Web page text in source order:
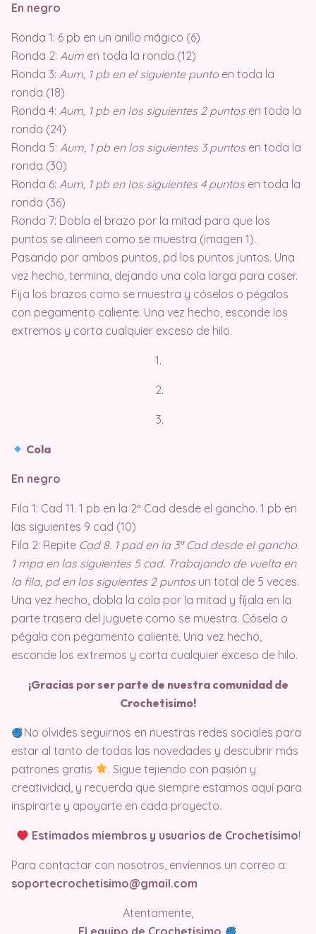
En negro
Ronda 1: 6 pb en un anillo mágico (6)
Ronda 2: Aum en toda la ronda (12)
Ronda 3: Aum, 1 pb en el siguiente punto en toda la
ronda (18)
Ronda 4: Aum, 1 pb en los siguientes 2 puntos en toda la
ronda (24)
Ronda 5: Aum, 1 pb en los siguientes 3 puntos en toda la
ronda (30)
Ronda 6: Aum, 1 pb en los siguientes 4 puntos en toda la
ronda (36)
Ronda 7: Dobla el brazo por la mitad para que los
puntos se alineen como se muestra (imagen 1).
Pasando por ambos puntos, pd los puntos juntos. Una
vez hecho, termina, dejando una cola larga para coser.
Fija los brazos como se muestra y cóselos o pégalos
con pegamento caliente. Una vez hecho, esconde los
extremos y corta cualquier exceso de hilo.
1.
2.
3.
Cola
En negro
Fila 1: Cad 11. 1 pb en la 2ª Cad desde el gancho. 1 pb en
las siguientes 9 cad (10)
Fila 2: Repite Cad 8. 1 pad en la 3ª Cad desde el gancho.
1 mpa en las siguientes 5 cad. Trabajando de vuelta en
la fila, pd en los siguientes 2 puntos un total de 5 veces.
Una vez hecho, dobla la cola por la mitad y fíjala en la
parte trasera del juguete como se muestra. Cósela o
pégala con pegamento caliente. Una vez hecho,
esconde los extremos y corta cualquier exceso de hilo.
¡Gracias por ser parte de nuestra comunidad de
Crochetisimo!
No olvides seguirnos en nuestras redes sociales para
estar al tanto de todas las novedades y descubrir más
patrones gratis
. Sigue tejiendo con pasión y
creatividad, y recuerda que siempre estamos aquí para
inspirarte y apoyarte en cada proyecto.
Estimados miembros y usuarios de Crochetisimo!
Para contactar con nosotros, envíennos un correo a:
soportecrochetisimo@gmail.com
Atentamente,
El equipo de Crochetisimo